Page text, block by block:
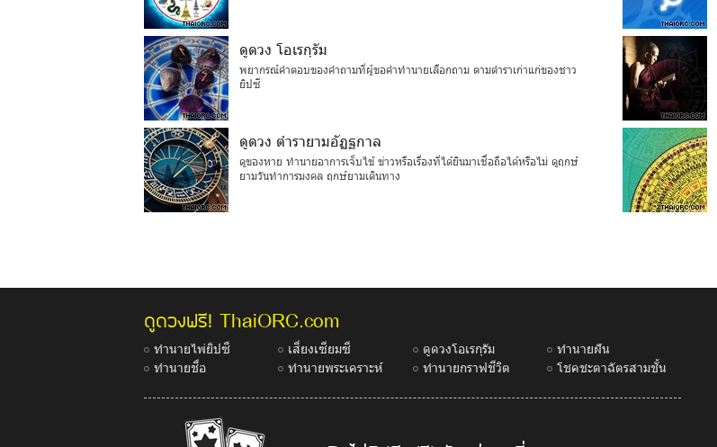
ดูดวง โอเรกุรัม
พยากรณ์คำตอบของคำถามที่ผู้ขอคำทำนายเลือกถาม ตามตำราเก่าแก่ของชาว
ยิปซี
ดูดวง ตำรายามอัฏฐกาล
ดูของหาย ทำนายอาการเจ็บไข้ ข่าวหรือเรื่องที่ได้ยินมาเชื่อถือได้หรือไม่ ดูฤกษ์
ยามวันทำการมงคล ฤกษ์ยามเดินทาง
ดูดวงฟรี! ThaiORC.com
ทำนายไพ่ยิปซี เสี่ยงเซียมซี ดูดวงโอเรกุรัม
ทำนายฝัน
ทำนายชื่อ
ทำนายพระเคราะห์ ทำนายกราฟชีวิต โชคชะตาฉัตรสามชั้น